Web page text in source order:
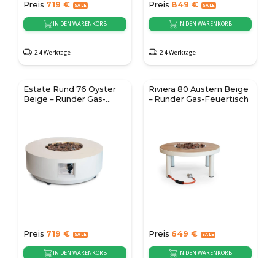
Preis 719 €
IN DEN WARENKORB
2-4 Werktage
Preis 849 €
IN DEN WARENKORB
2-4 Werktage
Estate Rund 76 Oyster
Beige – Runder Gas-
Preis 719 €
IN DEN WARENKORB
Riviera 80 Austern Beige
– Runder Gas-Feuertisch
Preis 649 €
IN DEN WARENKORB